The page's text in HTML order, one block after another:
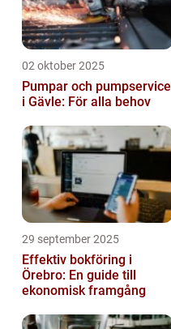
02 oktober 2025
Pumpar och pumpservice
i Gävle: För alla behov
29 september 2025
Effektiv bokföring i
Örebro: En guide till
ekonomisk framgång